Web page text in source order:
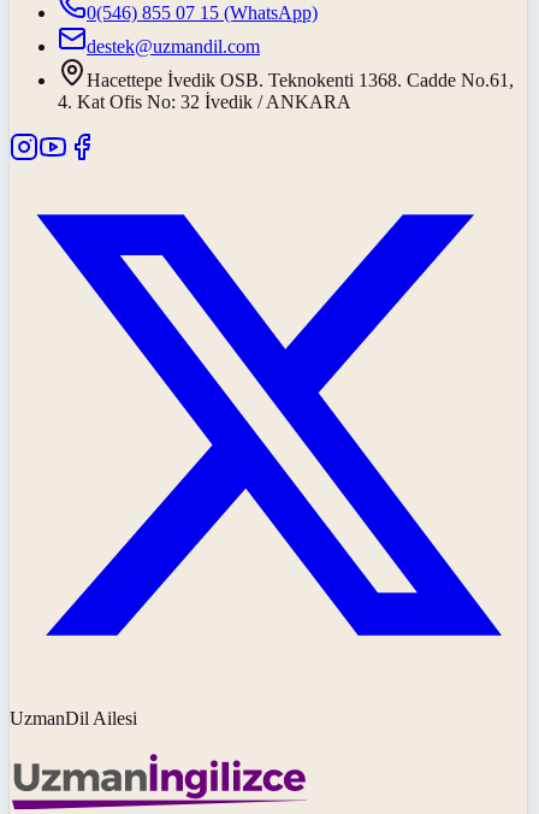
0(546) 855 07 15 (WhatsApp)
destek@uzmandil.com
Hacettepe İvedik OSB. Teknokenti 1368. Cadde No.61,
4. Kat Ofis No: 32 İvedik / ANKARA
UzmanDil Ailesi